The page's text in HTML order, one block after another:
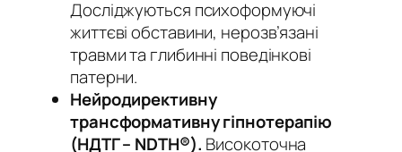
Досліджуються психоформуючі
життєві обставини, нерозв’язані
травми та глибинні поведінкові
патерни.
Нейродирективну
трансформативну гіпнотерапію
(НДТГ – NDTH®). Високоточна